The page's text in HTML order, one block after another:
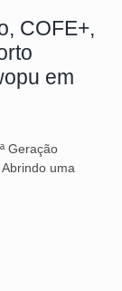
COFE+,
em
Geração
uma